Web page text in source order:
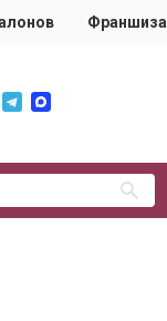
Франшиза